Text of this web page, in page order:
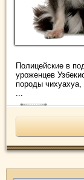
Полицейские в
уроженцев
породы чихуахуа,
...